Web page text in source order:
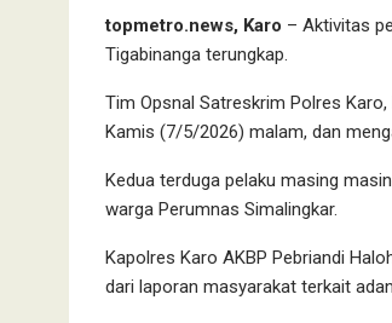
topmetro.news, Karo – Aktivitas
Tigabinanga terungkap.
Tim Opsnal Satreskrim Polres
Kamis (7/5/2026) malam, dan
Kedua terduga pelaku masing
warga Perumnas Simalingkar.
Kapolres Karo AKBP Pebriandi
dari laporan masyarakat terkait